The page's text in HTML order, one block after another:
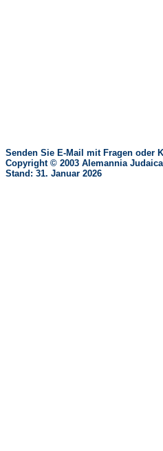
Senden Sie E-Mail mit Fragen oder
Copyright © 2003 Alemannia
Stand: 31. Januar 2026